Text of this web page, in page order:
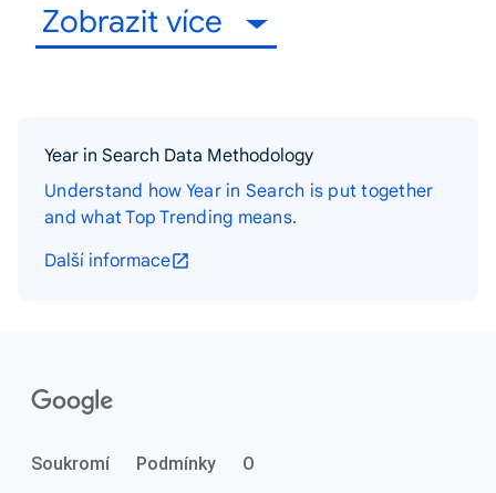
Zobrazit více
Year in Search Data Methodology
Understand how Year in Search is put together
and what Top Trending means.
Další informace
Soukromí Podmínky O